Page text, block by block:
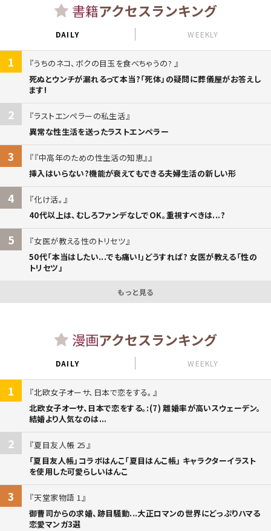
書籍アクセスランキング
DAILY WEEKLY
1
うちのネコ、ボクの目玉を食べちゃうの?
死ぬとウンチが漏れるって本当?「死体」の疑問に葬儀屋がお答えし
ます!
2
ラストエンペラーの私生活
異常な性生活を送ったラストエンペラー
3
『中高年のための性生活の知恵』
挿入はいらない?機能が衰えてもできる夫婦生活の新しい形
4
化け活。
40代以上は、むしろファンデなしでOK。重視すべきは...?
5
女医が教える性のトリセツ
50代「本当はしたい...でも痛い!」どうすれば? 女医が教える「性の
トリセツ」
もっと見る
漫画アクセスランキング
DAILY WEEKLY
1
北欧女子オーサ、日本で恋をする。
北欧女子オーサ、日本で恋をする。:(7) 離婚率が高いスウェーデン。
結婚より人気なのは...
2
夏目友人帳 25
「夏目友人帳」コラボはんこ「夏目はんこ帳」 キャラクターイラスト
を使用した可愛らしいはんこ
3
天堂家物語 1
御曹司からの求婚、跡目騒動...大正ロマンの世界にどっぷりハマる
恋愛マンガ3選